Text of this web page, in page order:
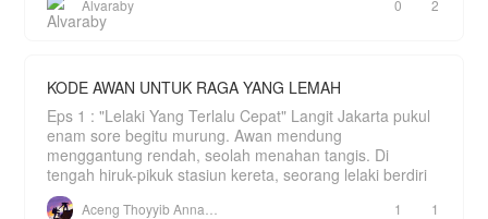
Alvaraby 0 2
KODE AWAN UNTUK RAGA YANG LEMAH
Eps 1 : "Lelaki Yang Terlalu Cepat" Langit Jakarta pukul
enam sore begitu murung. Awan mendung
menggantung rendah, seolah menahan tangis. Di
tengah hiruk-pikuk stasiun kereta, seorang lelaki berdiri
1 1